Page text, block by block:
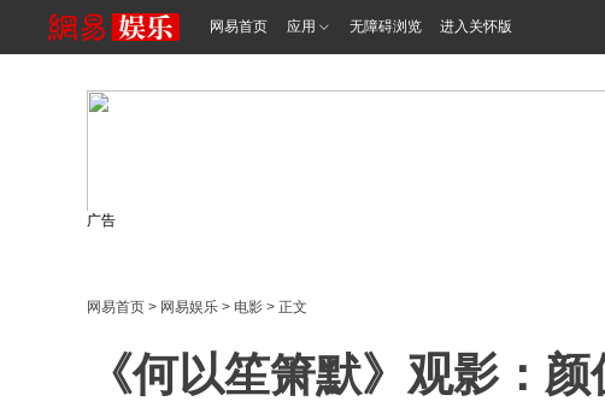
网易首页 应用 无障碍浏览 进入关怀版
广告
网易首页 > 网易娱乐 > 电影 > 正文
《何以笙箫默》观影：